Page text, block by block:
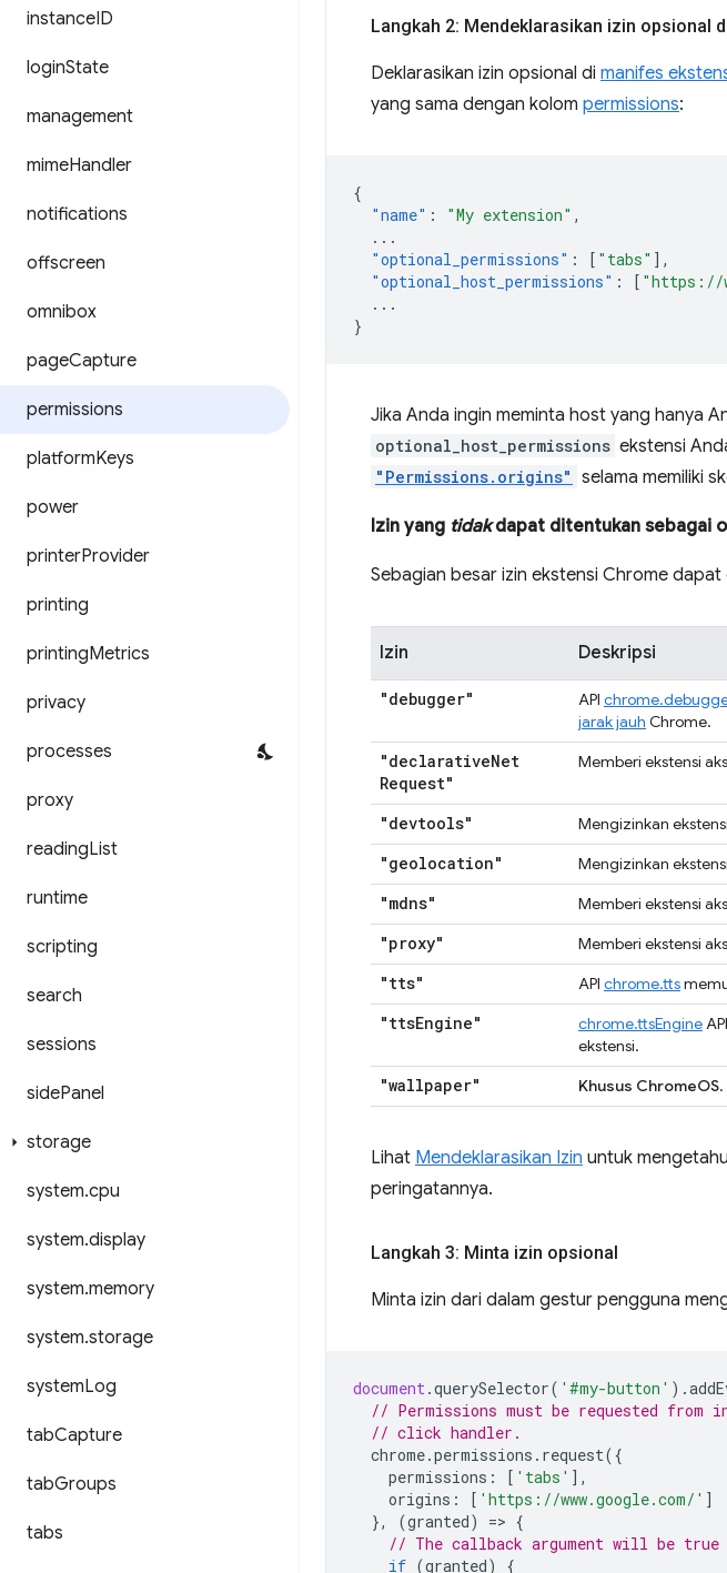
instanceID
loginState
management
mimeHandler
notifications
offscreen
omnibox
pageCapture
permissions
platformKeys
power
printerProvider
printing
printingMetrics
privacy
processes
proxy
readingList
runtime
scripting
search
sessions
sidePanel
storage
system.cpu
system.display
system.memory
system.storage
systemLog
tabCapture
tabGroups
tabs
Langkah 2: Mendeklarasikan izin opsional
Deklarasikan izin opsional di manifes
yang sama dengan kolom permissions:
{
"name" : "My extension" ,
...
"optional_permissions" : [ "tabs" ],
"optional_host_permissions" : [ "https://
...
}
Jika Anda ingin meminta host yang hanya
optional_host_permissions ekstensi
"Permissions.origins" selama memiliki
Izin yang tidakdapat ditentukan sebagai
Sebagian besar izin ekstensi Chrome
Izin Deskripsi
"debugger" API
jarak jauh Chrome.
"declarativeNet
Request"
Memberi ekstensi
"devtools" Mengizinkan
"geolocation" Mengizinkan
"mdns" Memberi ekstensi
"proxy" Memberi ekstensi
"tts" API chrome.tts
"ttsEngine" chrome.ttsEngine
ekstensi.
"wallpaper" Khusus ChromeOS
Lihat Mendeklarasikan Izin untuk
peringatannya.
Langkah 3: Minta izin opsional
Minta izin dari dalam gestur pengguna
document.querySelector( '#my-button' ).
// Permissions must be requested
// click handler.
chrome.permissions . request({
permissions : [ 'tabs' ],
origins : [ 'https://www.google.com/' ]
},
(granted) => {
// The callback argument will be
if (granted) {